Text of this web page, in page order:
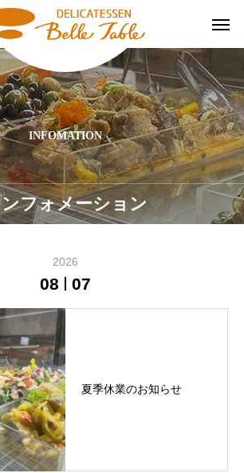
INFOMATION
フォメーション
2026
08 07
夏季休業のお知らせ